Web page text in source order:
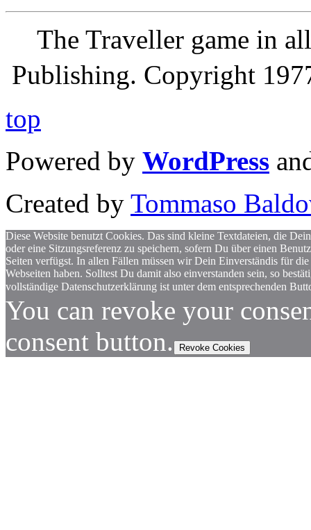
The Traveller game in
Publishing. Copyright
top
Powered by WordPress
Created by Tommaso
Diese Website benutzt Cookies. Das sind kleine Textdateien, die
oder eine Sitzungsreferenz zu speichern, sofern Du über einen
Seiten verfügst. In allen Fällen müssen wir Dein Einverständis für
Webseiten haben. Solltest Du damit also einverstanden sein, so
vollständige Datenschutzerklärung ist unter dem entsprechenden
You can revoke your
consent button.
Revoke Cookies